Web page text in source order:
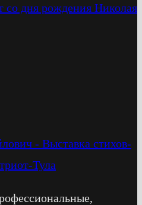
со дня рождения Николая
- Выставка стихов-
Тула